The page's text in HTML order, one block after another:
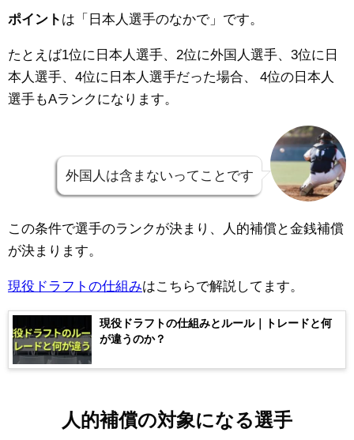
ポイント は「日本人選手のなかで」です。
たとえば1位に日本人選手、2位に外国人選手、3位に日
本人選手、4位に日本人選手だった場合、
4位の日本人
選手もAランクになります。
外国人は含まないってことです
この条件で選手のランクが決まり、人的補償と金銭補償
が決まります。
現役ドラフトの仕組みはこちらで解説してます。
現役ドラフトの仕組みとルール｜トレードと何
が違うのか？
人的補償の対象になる選手